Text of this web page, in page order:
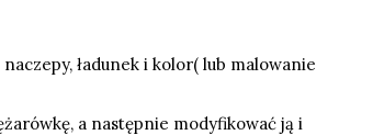
ładunek i kolor( lub malowanie
a następnie modyfikować ją i